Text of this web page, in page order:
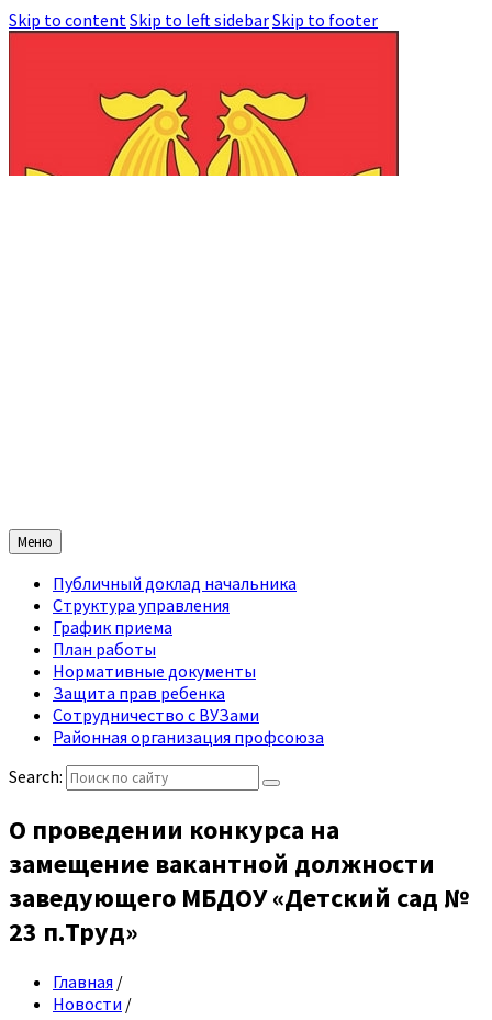
Skip to contentSkip to left sidebarSkip to footer
Меню
Публичный доклад начальника
Структура управления
График приема
План работы
Нормативные документы
Защита прав ребенка
Сотрудничество с ВУЗами
Районная организация профсоюза
Search:
О проведении конкурса на
замещение вакантной должности
заведующего МБДОУ «Детский сад №
23 п.Труд»
Главная /
Новости /